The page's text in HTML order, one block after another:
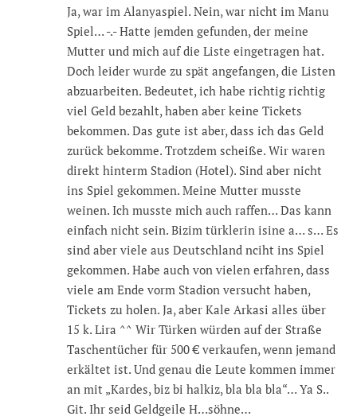
Ja, war im Alanyaspiel. Nein, war nicht im Manu
Spiel… -.- Hatte jemden gefunden, der meine
Mutter und mich auf die Liste eingetragen hat.
Doch leider wurde zu spät angefangen, die Listen
abzuarbeiten. Bedeutet, ich habe richtig richtig
viel Geld bezahlt, haben aber keine Tickets
bekommen. Das gute ist aber, dass ich das Geld
zurück bekomme. Trotzdem scheiße. Wir waren
direkt hinterm Stadion (Hotel). Sind aber nicht
ins Spiel gekommen. Meine Mutter musste
weinen. Ich musste mich auch raffen… Das kann
einfach nicht sein. Bizim türklerin isine a… s… Es
sind aber viele aus Deutschland nciht ins Spiel
gekommen. Habe auch von vielen erfahren, dass
viele am Ende vorm Stadion versucht haben,
Tickets zu holen. Ja, aber Kale Arkasi alles über
15 k. Lira ^^ Wir Türken würden auf der Straße
Taschentücher für 500 € verkaufen, wenn jemand
erkältet ist. Und genau die Leute kommen immer
an mit „Kardes, biz bi halkiz, bla bla bla“… Ya S..
Git. Ihr seid Geldgeile H…söhne…